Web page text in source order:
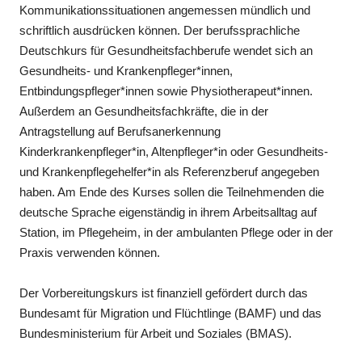
Kommunikationssituationen angemessen mündlich und
schriftlich ausdrücken können. Der berufssprachliche
Deutschkurs für Gesundheitsfachberufe wendet sich an
Gesundheits- und Krankenpfleger*innen,
Entbindungspfleger*innen sowie Physiotherapeut*innen.
Außerdem an Gesundheitsfachkräfte, die in der
Antragstellung auf Berufsanerkennung
Kinderkrankenpfleger*in, Altenpfleger*in oder Gesundheits-
und Krankenpflegehelfer*in als Referenzberuf angegeben
haben. Am Ende des Kurses sollen die Teilnehmenden die
deutsche Sprache eigenständig in ihrem Arbeitsalltag auf
Station, im Pflegeheim, in der ambulanten Pflege oder in der
Praxis verwenden können.
Der Vorbereitungskurs ist finanziell gefördert durch das
Bundesamt für Migration und Flüchtlinge (BAMF) und das
Bundesministerium für Arbeit und Soziales (BMAS).